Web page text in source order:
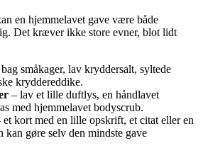
en hjemmelavet gave være både
Det kræver ikke store evner, blot lidt
småkager, lav kryddersalt, syltede
kryddereddike.
– lav et lille duftlys, en håndlavet
med hjemmelavet bodyscrub.
et kort med en lille opskrift, et citat eller en
kan gøre selv den mindste gave